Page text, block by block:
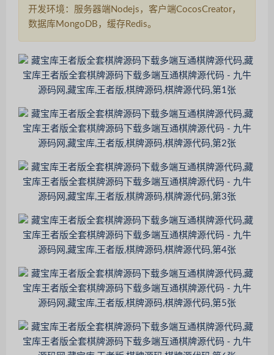
开发环境：服务器端Nodejs，客户端CocosCreator，
数据库MongoDB，缓存Redis。